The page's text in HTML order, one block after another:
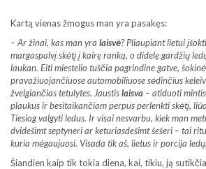
Kartą vienas žmogus man yra pasakęs:
– Ar žinai, kas man yra laisvė? Pliaupiant lietui
margaspalvį skėtį į kairę ranką, o didelę gardžių
laukan. Eiti miestelio tuščia pagrindine gatve,
pravažiuojančiuose automobiliuose sėdinčius
žvelgiančias tetulytes. Jaustislaisva – atiduoti mintis
plaukus ir besitaikančiam perpus perlenkti skėtį,
Tiesiog valgyti ledus. Ir visai nesvarbu, kiek man
dvidešimt septyneri ar keturiasdešimt šešeri – tai
kuria mėgaujuosi. Visada tik aš, lietus ir porcija ledų.
Šiandien kaip tik tokia diena, kai, tikiu, ją